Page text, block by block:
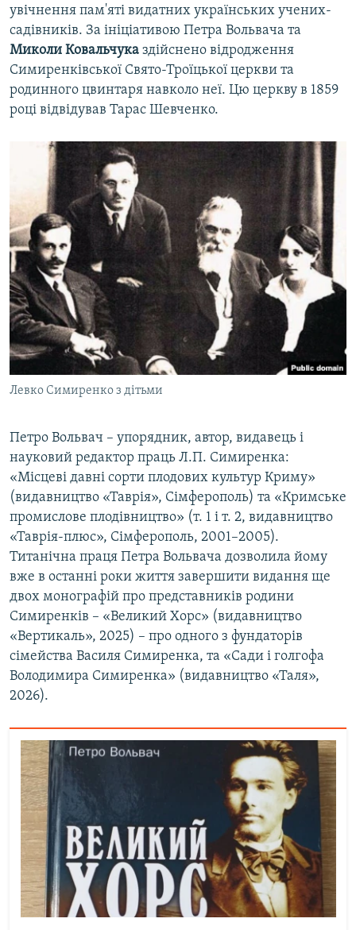
увічнення пам'яті видатних українських учених-
садівників. За ініціативою Петра Вольвача та
Миколи Ковальчука здійснено відродження
Симиренківської Свято-Троїцької церкви та
родинного цвинтаря навколо неї. Цю церкву в 1859
році відвідував Тарас Шевченко.
Левко Симиренко з дітьми
Петро Вольвач – упорядник, автор, видавець і
науковий редактор праць Л.П. Симиренка:
«Місцеві давні сорти плодових культур Криму»
(видавництво «Таврія», Сімферополь) та «Кримське
промислове плодівництво» (т. 1 і т. 2, видавництво
«Таврія-плюс», Сімферополь, 2001–2005).
Титанічна праця Петра Вольвача дозволила йому
вже в останні роки життя завершити видання ще
двох монографій про представників родини
Симиренків – «Великий Хорс» (видавництво
«Вертикаль», 2025) – про одного з фундаторів
сімейства Василя Симиренка, та «Сади і голгофа
Володимира Симиренка» (видавництво «Таля»,
2026).